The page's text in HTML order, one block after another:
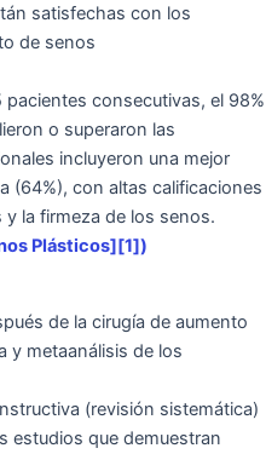
satisfechas con los
de senos
consecutivas, el 98%
o superaron las
incluyeron una mejor
(64%), con altas calificaciones
y la firmeza de los senos.
Plásticos][1])
de la cirugía de aumento
y metaanálisis de los
(revisión sistemática)
estudios que demuestran